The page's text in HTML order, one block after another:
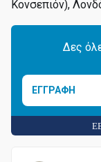
Κονσεπιόν),
Δες
ΕΓΓΡΑΦΗ